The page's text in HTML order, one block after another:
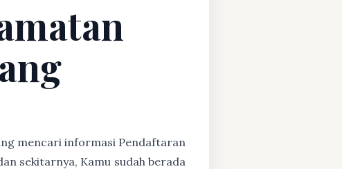
mencari informasi Pendaftaran
sekitarnya, Kamu sudah berada